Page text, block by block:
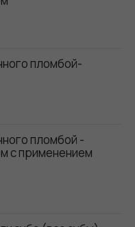
пломбой-
пломбой -
с применением